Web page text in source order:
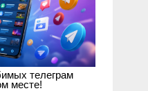
телеграм
месте!